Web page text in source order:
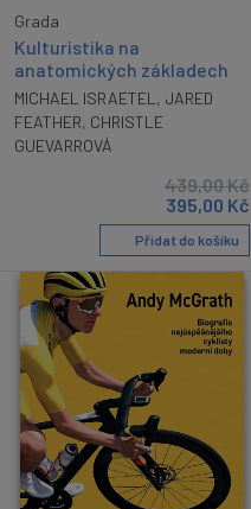
Grada
Kulturistika na
anatomických základech
MICHAEL ISRAETEL , JARED
FEATHER, CHRISTLE
GUEVARROVÁ
439,00Kč
395,00 Kč
Přidat do košíku